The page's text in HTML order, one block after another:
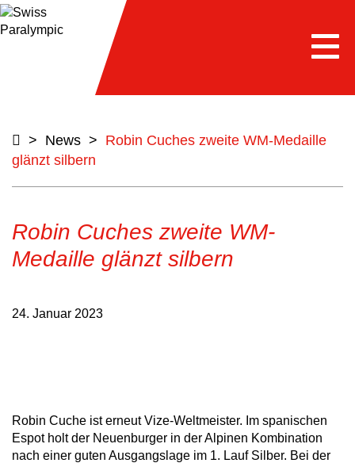
> News > Robin Cuches zweite WM-Medaille
glänzt silbern
Robin Cuches zweite WM-
Medaille glänzt silbern
24. Januar 2023
Robin Cuche ist erneut Vize-Weltmeister. Im spanischen
Espot holt der Neuenburger in der Alpinen Kombination
nach einer guten Ausgangslage im 1. Lauf Silber. Bei der